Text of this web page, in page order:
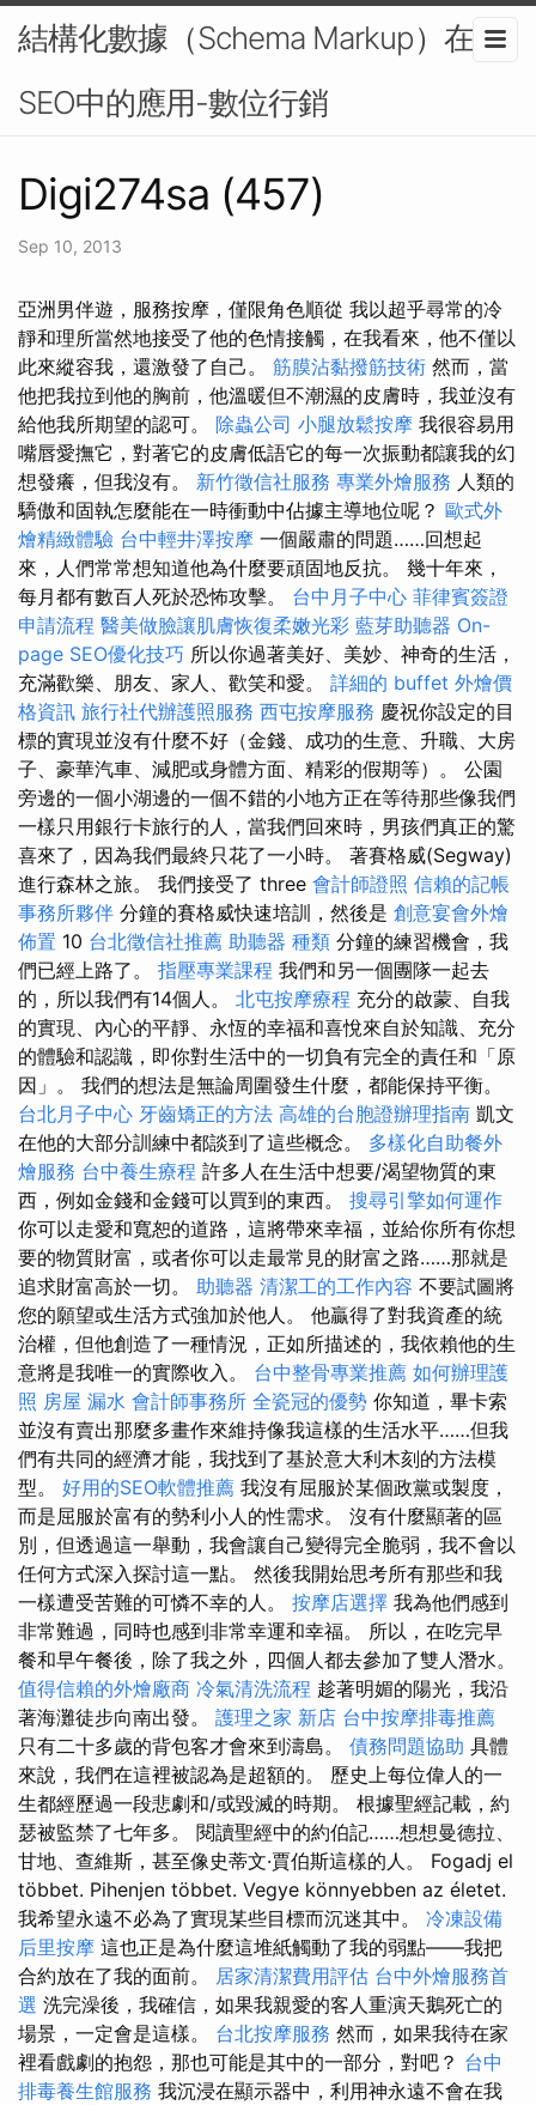
結構化數據（Schema Markup）在
SEO中的應用-數位行銷
Digi274sa (457)
Sep 10, 2013
亞洲男伴遊，服務按摩，僅限角色順從 我以超乎尋常的冷
靜和理所當然地接受了他的色情接觸，在我看來，他不僅以
此來縱容我，還激發了自己。 筋膜沾黏撥筋技術 然而，當
他把我拉到他的胸前，他溫暖但不潮濕的皮膚時，我並沒有
給他我所期望的認可。 除蟲公司 小腿放鬆按摩 我很容易用
嘴唇愛撫它，對著它的皮膚低語它的每一次振動都讓我的幻
想發癢，但我沒有。 新竹徵信社服務 專業外燴服務 人類的
驕傲和固執怎麼能在一時衝動中佔據主導地位呢？ 歐式外
燴精緻體驗 台中輕井澤按摩 一個嚴肅的問題……回想起
來，人們常常想知道他為什麼要頑固地反抗。 幾十年來，
每月都有數百人死於恐怖攻擊。 台中月子中心 菲律賓簽證
申請流程 醫美做臉讓肌膚恢復柔嫩光彩 藍芽助聽器 On-
page SEO優化技巧 所以你過著美好、美妙、神奇的生活，
充滿歡樂、朋友、家人、歡笑和愛。 詳細的 buffet 外燴價
格資訊 旅行社代辦護照服務 西屯按摩服務 慶祝你設定的目
標的實現並沒有什麼不好（金錢、成功的生意、升職、大房
子、豪華汽車、減肥或身體方面、精彩的假期等）。 公園
旁邊的一個小湖邊的一個不錯的小地方正在等待那些像我們
一樣只用銀行卡旅行的人，當我們回來時，男孩們真正的驚
喜來了，因為我們最終只花了一小時。 著賽格威(Segway)
進行森林之旅。 我們接受了 three 會計師證照 信賴的記帳
事務所夥伴 分鐘的賽格威快速培訓，然後是 創意宴會外燴
佈置 10 台北徵信社推薦 助聽器 種類 分鐘的練習機會，我
們已經上路了。 指壓專業課程 我們和另一個團隊一起去
的，所以我們有14個人。 北屯按摩療程 充分的啟蒙、自我
的實現、內心的平靜、永恆的幸福和喜悅來自於知識、充分
的體驗和認識，即你對生活中的一切負有完全的責任和「原
因」。 我們的想法是無論周圍發生什麼，都能保持平衡。
台北月子中心 牙齒矯正的方法 高雄的台胞證辦理指南 凱文
在他的大部分訓練中都談到了這些概念。 多樣化自助餐外
燴服務 台中養生療程 許多人在生活中想要/渴望物質的東
西，例如金錢和金錢可以買到的東西。 搜尋引擎如何運作
你可以走愛和寬恕的道路，這將帶來幸福，並給你所有你想
要的物質財富，或者你可以走最常見的財富之路……那就是
追求財富高於一切。 助聽器 清潔工的工作內容 不要試圖將
您的願望或生活方式強加於他人。 他贏得了對我資產的統
治權，但他創造了一種情況，正如所描述的，我依賴他的生
意將是我唯一的實際收入。 台中整骨專業推薦 如何辦理護
照 房屋 漏水 會計師事務所 全瓷冠的優勢 你知道，畢卡索
並沒有賣出那麼多畫作來維持像我這樣的生活水平……但我
們有共同的經濟才能，我找到了基於意大利木刻的方法模
型。 好用的SEO軟體推薦 我沒有屈服於某個政黨或製度，
而是屈服於富有的勢利小人的性需求。 沒有什麼顯著的區
別，但透過這一舉動，我會讓自己變得完全脆弱，我不會以
任何方式深入探討這一點。 然後我開始思考所有那些和我
一樣遭受苦難的可憐不幸的人。 按摩店選擇 我為他們感到
非常難過，同時也感到非常幸運和幸福。 所以，在吃完早
餐和早午餐後，除了我之外，四個人都去參加了雙人潛水。
值得信賴的外燴廠商 冷氣清洗流程 趁著明媚的陽光，我沿
著海灘徒步向南出發。 護理之家 新店 台中按摩排毒推薦
只有二​​十多歲的背包客才會來到濤島。 債務問題協助 具體
來說，我們在這裡被認為是超額的。 歷史上每位偉人的一
生都經歷過一段悲劇和/或毀滅的時期。 根據聖經記載，約
瑟被監禁了七年多。 閱讀聖經中的約伯記……想想曼德拉、
甘地、查維斯，甚至像史蒂文·賈伯斯這樣的人。 Fogadj el
többet. Pihenjen többet. Vegye könnyebben az életet.
我希望永遠不必為了實現某些目標而沉迷其中。 冷凍設備
后里按摩 這也正是為什麼這堆紙觸動了我的弱點——我把
合約放在了我的面前。 居家清潔費用評估 台中外燴服務首
選 洗完澡後，我確信，如果我親愛的客人重演天鵝死亡的
場景，一定會是這樣。 台北按摩服務 然而，如果我待在家
裡看戲劇的抱怨，那也可能是其中的一部分，對吧？ 台中
排毒養生館服務 我沉浸在顯示器中，利用神永遠不會在我